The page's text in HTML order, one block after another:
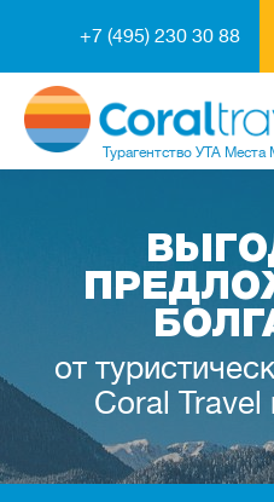
+7 (495) 230 30 88
Турагентство УТА Места
от
Coral Travel